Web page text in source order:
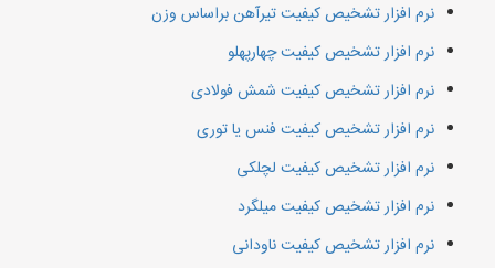
نرم افزار تشخیص کیفیت تیرآهن براساس وزن
نرم افزار تشخیص کیفیت چهارپهلو
نرم افزار تشخیص کیفیت شمش فولادی
نرم افزار تشخیص کیفیت فنس یا توری
نرم افزار تشخیص کیفیت لچلکی
نرم افزار تشخیص کیفیت میلگرد
نرم افزار تشخیص کیفیت ناودانی